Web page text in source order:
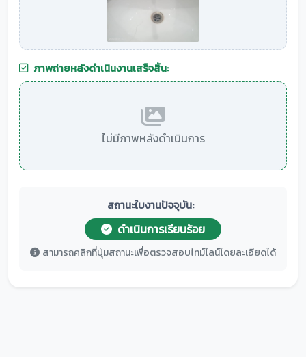
ภาพถ่ายหลังดำเนินงานเสร็จสิ้น:
ไม่มีภาพหลังดำเนินการ
สถานะใบงานปัจจุบัน:
ดำเนินการเรียบร้อย
สามารถคลิกที่ปุ่มสถานะเพื่อตรวจสอบไทม์ไลน์โดยละเอียดได้